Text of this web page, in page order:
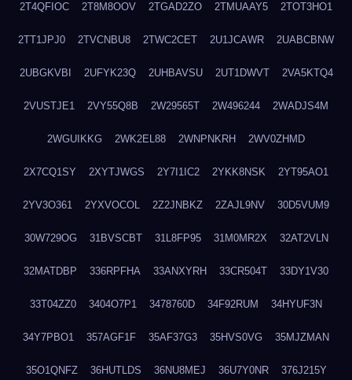
2T4QFIOC 2T8M8OOV 2TGAD2ZO 2TMUAAY5 2TOT3HO1
2TT1JPJ0 2TVCNBU8 2TWC2CET 2U1JCAWR 2UABCBNW
2UBGKVBI 2UFYK23Q 2UHBAVSU 2UT1DWVT 2VA5KTQ4
2VUSTJE1 2VY55Q8B 2W29565T 2W496244 2WADJS4M
2WGUIKKG 2WK2EL88 2WNPNKRH 2WV0ZHMD
2X7CQ1SY 2XYTJWGS 2Y7I1IC2 2YKK8NSK 2YT95AO1
2YV3O361 2YXVOCOL 2Z2JNBKZ 2ZAJL9NV 30D5VUM9
30W729OG 31BVSCBT 31L8FP95 31M0MR2X 32AT2VLN
32MATDBP 336RPFHA 33ANXYRH 33CR504T 33DY1V30
33T04ZZ0 3404O7P1 3478760D 34F92RUM 34HYUF3N
34Y7PBO1 357AGF1F 35AF37G3 35HVS0VG 35MJZMAN
35O1QNFZ 36HUTLDS 36NU8MEJ 36U7Y0NR 376J215Y